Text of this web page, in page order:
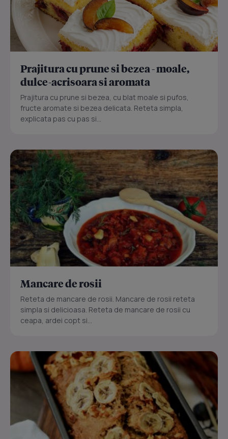
Prajitura cu prune si bezea - moale,
dulce-acrisoara si aromata
Prajitura cu prune si bezea, cu blat moale si pufos,
fructe aromate si bezea delicata. Reteta simpla,
explicata pas cu pas si...
Mancare de rosii
Reteta de mancare de rosii. Mancare de rosii reteta
simpla si delicioasa. Reteta de mancare de rosii cu
ceapa, ardei copt si...